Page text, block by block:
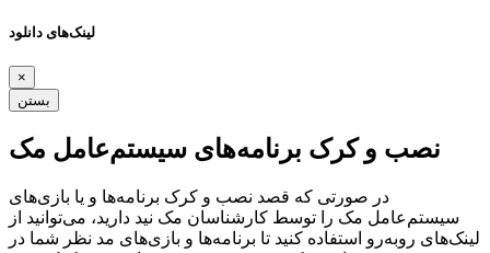
لینک‌های دانلود
×
بستن
نصب و کرک برنامه‌های سیستم‌عامل مک
در صورتی که قصد نصب و کرک برنامه‌ها و یا بازی‌های
سیستم‌عامل مک را توسط کارشناسان مک نید دارید، می‌توانید از
لینک‌های رو‌به‌رو استفاده کنید تا برنامه‌ها و بازی‌های مد نظر شما در